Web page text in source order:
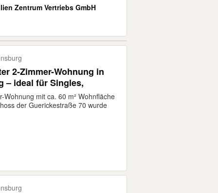
Zentrum Vertriebs GmbH
2-Zimmer-Wohnung in
– ideal für Singles,
Wohnung mit ca. 60 m² Wohnfläche
der Guerickestraße 70 wurde